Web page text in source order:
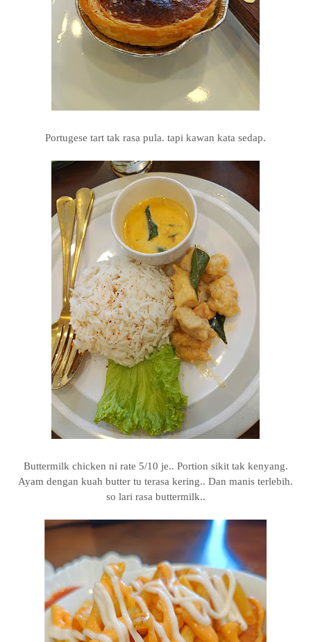
Portugese tart tak rasa pula. tapi kawan kata sedap.
Buttermilk chicken ni rate 5/10 je.. Portion sikit tak kenyang.
Ayam dengan kuah butter tu terasa kering.. Dan manis terlebih.
so lari rasa buttermilk..